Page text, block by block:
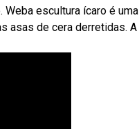
escultura ícaro é uma
asas de cera derretidas. A